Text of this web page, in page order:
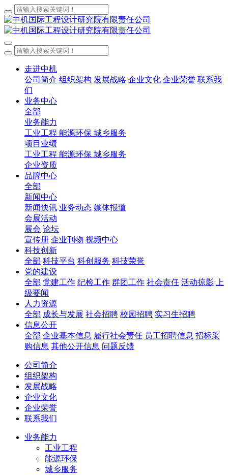
走进中机
公司简介 组织架构 发展战略 企业文化 企业荣誉 联系我
们
业务中心
全部
业务能力
工业工程 能源环保 城乡服务
项目业绩
工业工程 能源环保 城乡服务
企业资质
品牌中心
全部
新闻中心
新闻快讯 业务动态 媒体报道
会展活动
展会 论坛
宣传册 企业刊物 视频中心
科技创新
全部 科技平台 科创服务 科技荣誉
党的建设
全部 党建工作 纪检工作 群团工作 社会责任 活动掠影
上
级要闻
人力资源
全部 成长与发展 社会招聘 校园招聘 实习生招聘
信息公开
全部 企业基本信息 履行社会责任 员工招聘信息 招标采
购信息 其他公开信息 问题反馈
公司简介
组织架构
发展战略
企业文化
企业荣誉
联系我们
业务能力
工业工程
能源环保
城乡服务